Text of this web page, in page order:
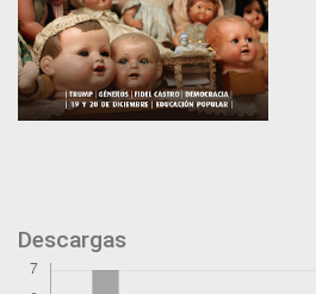
Descargas